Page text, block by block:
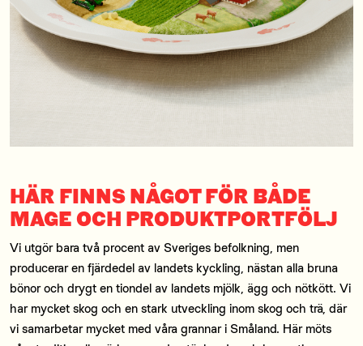
HÄR FINNS NÅGOT FÖR BÅDE
MAGE OCH PRODUKTPORTFÖLJ
Vi utgör bara två procent av Sveriges befolkning, men
producerar en fjärdedel av landets kyckling, nästan alla bruna
bönor och drygt en tiondel av landets mjölk, ägg och nötkött. Vi
har mycket skog och en stark utveckling inom skog och trä, där
vi samarbetar mycket med våra grannar i Småland. Här möts